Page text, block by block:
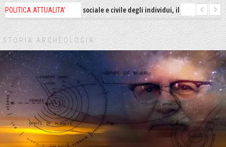
POLITICA ATTUALITA'
della libertà sociale e civile degli individui, il 62% degli italiani
altro che l'incarnazione perfetta dei nostri valori occidentali
2
STORIA ARCHEOLOGIA